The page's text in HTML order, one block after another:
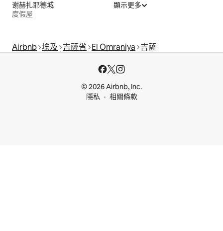
谢赫扎耶德城
度假屋
顯示更多
Airbnb 埃及 吉薩省 El Omraniya 吉薩
© 2026 Airbnb, Inc.
隱私
相關條款